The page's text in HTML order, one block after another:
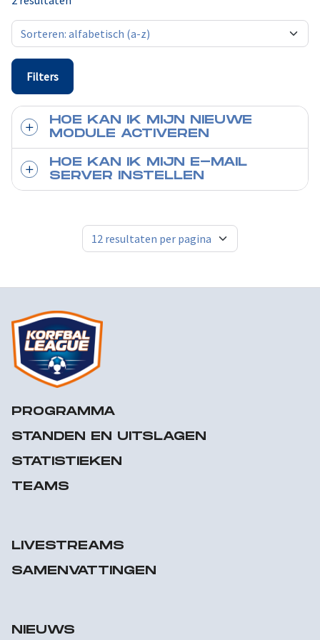
Filters
HOE KAN IK MIJN NIEUWE
MODULE ACTIVEREN
HOE KAN IK MIJN E-MAIL
SERVER INSTELLEN
PROGRAMMA
STANDEN EN UITSLAGEN
STATISTIEKEN
TEAMS
LIVESTREAMS
SAMENVATTINGEN
NIEUWS